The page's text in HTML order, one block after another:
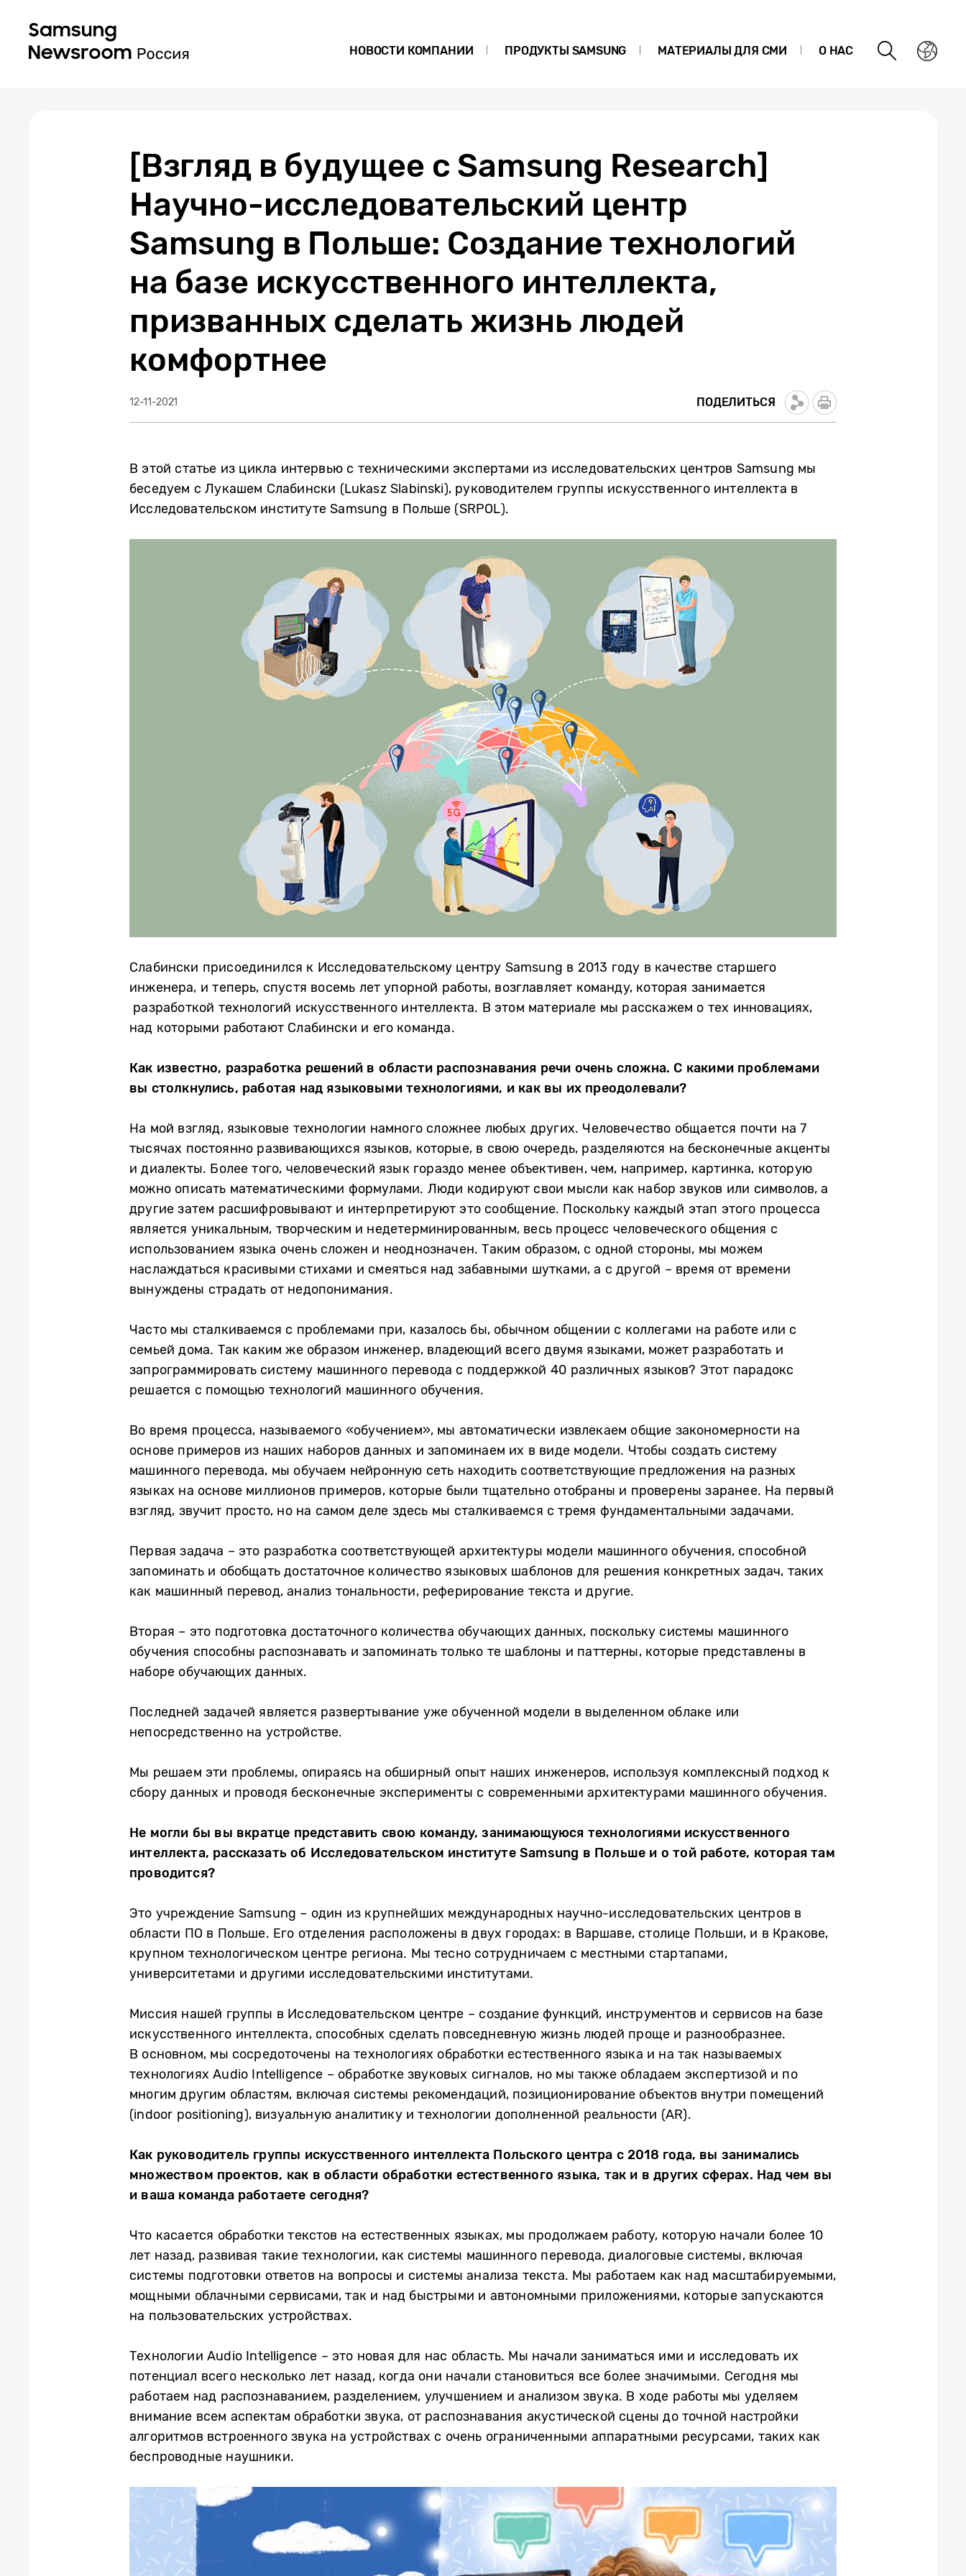
НОВОСТИ КОМПАНИИ ПРОДУКТЫ SAMSUNG МАТЕРИАЛЫ ДЛЯ СМИ О НАС
[Взгляд в будущее с Samsung Research]
Научно-исследовательский центр
Samsung в Польше: Создание технологий
на базе искусственного интеллекта,
призванных сделать жизнь людей
комфортнее
12-11-2021 ПОДЕЛИТЬСЯ
В этой статье из цикла интервью с техническими экспертами из исследовательских центров Samsung мы
беседуем с Лукашем Слабински (Lukasz Slabinski), руководителем группы искусственного интеллекта в
Исследовательском институте Samsung в Польше (SRPOL).
Слабински присоединился к Исследовательскому центру Samsung в 2013 году в качестве старшего
инженера, и теперь, спустя восемь лет упорной работы, возглавляет команду, которая занимается
разработкой технологий искусственного интеллекта. В этом материале мы расскажем о тех инновациях,
над которыми работают Слабински и его команда.
Как известно, разработка решений в области распознавания речи очень сложна. С какими проблемами
вы столкнулись, работая над языковыми технологиями, и как вы их преодолевали?
На мой взгляд, языковые технологии намного сложнее любых других. Человечество общается почти на 7
тысячах постоянно развивающихся языков, которые, в свою очередь, разделяются на бесконечные акценты
и диалекты. Более того, человеческий язык гораздо менее объективен, чем, например, картинка, которую
можно описать математическими формулами. Люди кодируют свои мысли как набор звуков или символов, а
другие затем расшифровывают и интерпретируют это сообщение. Поскольку каждый этап этого процесса
является уникальным, творческим и недетерминированным, весь процесс человеческого общения с
использованием языка очень сложен и неоднозначен. Таким образом, с одной стороны, мы можем
наслаждаться красивыми стихами и смеяться над забавными шутками, а с другой – время от времени
вынуждены страдать от недопонимания.
Часто мы сталкиваемся с проблемами при, казалось бы, обычном общении с коллегами на работе или с
семьей дома. Так каким же образом инженер, владеющий всего двумя языками, может разработать и
запрограммировать систему машинного перевода с поддержкой 40 различных языков? Этот парадокс
решается с помощью технологий машинного обучения.
Во время процесса, называемого «обучением», мы автоматически извлекаем общие закономерности на
основе примеров из наших наборов данных и запоминаем их в виде модели. Чтобы создать систему
машинного перевода, мы обучаем нейронную сеть находить соответствующие предложения на разных
языках на основе миллионов примеров, которые были тщательно отобраны и проверены заранее. На первый
взгляд, звучит просто, но на самом деле здесь мы сталкиваемся с тремя фундаментальными задачами.
Первая задача – это разработка соответствующей архитектуры модели машинного обучения, способной
запоминать и обобщать достаточное количество языковых шаблонов для решения конкретных задач, таких
как машинный перевод, анализ тональности, реферирование текста и другие.
Вторая – это подготовка достаточного количества обучающих данных, поскольку системы машинного
обучения способны распознавать и запоминать только те шаблоны и паттерны, которые представлены в
наборе обучающих данных.
Последней задачей является развертывание уже обученной модели в выделенном облаке или
непосредственно на устройстве.
Мы решаем эти проблемы, опираясь на обширный опыт наших инженеров, используя комплексный подход к
сбору данных и проводя бесконечные эксперименты с современными архитектурами машинного обучения.
Не могли бы вы вкратце представить свою команду, занимающуюся технологиями искусственного
интеллекта, рассказать об Исследовательском институтеSamsung в Польше и о той работе, которая там
проводится?
Это учреждение Samsung – один из крупнейших международных научно-исследовательских центров в
области ПО в Польше. Его отделения расположены в двух городах: в Варшаве, столице Польши, и в Кракове,
крупном технологическом центре региона. Мы тесно сотрудничаем с местными стартапами,
университетами и другими исследовательскими институтами.
Миссия нашей группы в Исследовательском центре – создание функций, инструментов и сервисов на базе
искусственного интеллекта, способных сделать повседневную жизнь людей проще и разнообразнее.
В основном, мы сосредоточены на технологиях обработки естественного языка и на так называемых
технологиях Audio Intelligence – обработке звуковых сигналов, но мы также обладаем экспертизой и по
многим другим областям, включая системы рекомендаций, позиционирование объектов внутри помещений
(indoor positioning), визуальную аналитику и технологии дополненной реальности (AR).
Как руководитель группы искусственного интеллекта Польского центра с 2018 года, вы занимались
множеством проектов, как в области обработки естественного языка, так и в других сферах. Над чем вы
и ваша команда работаете сегодня?
Что касается обработки текстов на естественных языках, мы продолжаем работу, которую начали более 10
лет назад, развивая такие технологии, как системы машинного перевода, диалоговые системы, включая
системы подготовки ответов на вопросы и системы анализа текста. Мы работаем как над масштабируемыми,
мощными облачными сервисами, так и над быстрыми и автономными приложениями, которые запускаются
на пользовательских устройствах.
Технологии Audio Intelligence – это новая для нас область. Мы начали заниматься ими и исследовать их
потенциал всего несколько лет назад, когда они начали становиться все более значимыми. Сегодня мы
работаем над распознаванием, разделением, улучшением и анализом звука. В ходе работы мы уделяем
внимание всем аспектам обработки звука, от распознавания акустической сцены до точной настройки
алгоритмов встроенного звука на устройствах с очень ограниченными аппаратными ресурсами, таких как
беспроводные наушники.